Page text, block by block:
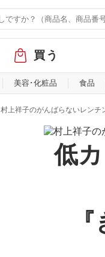
買う
美容･化粧品 食品
村上祥子のがんばらないレンチ
低